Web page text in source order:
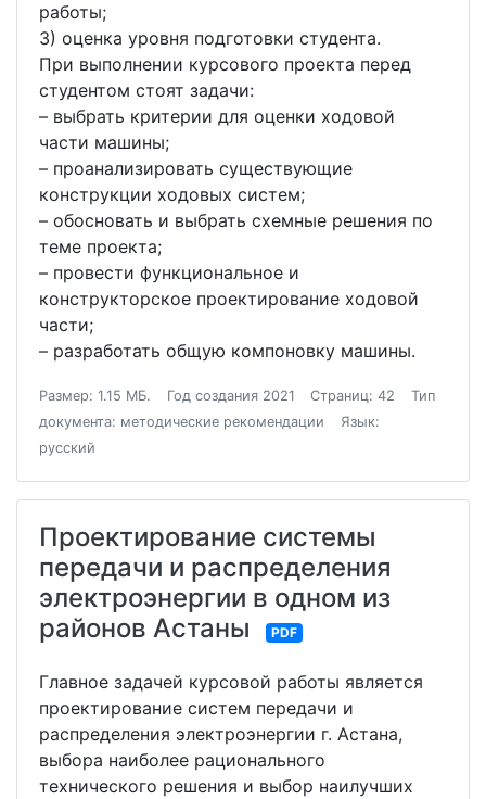
работы;
3) оценка уровня подготовки студента.
При выполнении курсового проекта перед
студентом стоят задачи:
– выбрать критерии для оценки ходовой
части машины;
– проанализировать существующие
конструкции ходовых систем;
– обосновать и выбрать схемные решения по
теме проекта;
– провести функциональное и
конструкторское проектирование ходовой
части;
– разработать общую компоновку машины.
Размер: 1.15 МБ. Год создания 2021 Страниц: 42
Тип
документа: методические рекомендации
Язык:
русский
Проектирование системы
передачи и распределения
электроэнергии в одном из
районов Астаны
PDF
Главное задачей курсовой работы является
проектирование систем передачи и
распределения электроэнергии г. Астана,
выбора наиболее рационального
технического решения и выбор наилучших